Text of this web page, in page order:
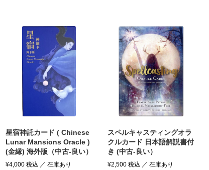
星宿神託カード ( Chinese
Lunar Mansions Oracle )
(金縁) 海外版（中古-良い）
¥4,000税込
スペルキャスティングオラ
クルカード 日本語解説書付
き (中古-良い）
¥2,500税込